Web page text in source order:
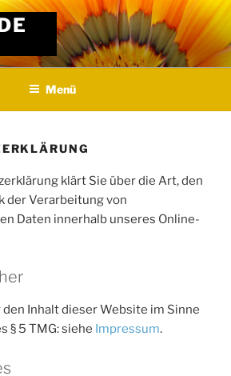
Menü
klärt Sie über die Art, den
der Verarbeitung von
Daten innerhalb unseres Online-
Inhalt dieser Website im Sinne
§ 5 TMG: siehe Impressum.